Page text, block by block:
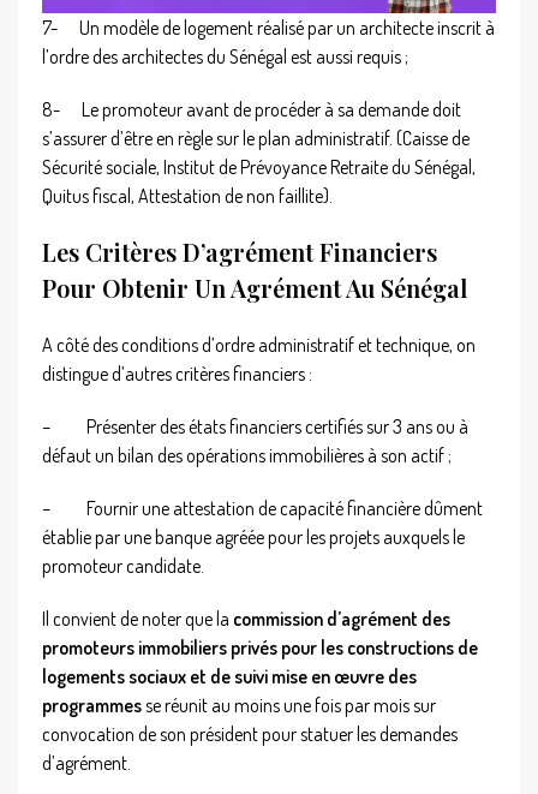
7-
Un modèle de logement réalisé par un architecte inscrit à
l’ordre des architectes du Sénégal est aussi requis ;
8-
Le promoteur avant de procéder à sa demande doit
s’assurer d’être en règle sur le plan administratif. (Caisse de
Sécurité sociale, Institut de Prévoyance Retraite du Sénégal,
Quitus fiscal, Attestation de non faillite).
Les Critères D’agrément Financiers
Pour Obtenir Un Agrément Au Sénégal
A côté des conditions d’ordre administratif et technique, on
distingue d’autres critères financiers :
–
Présenter des états financiers certifiés sur 3 ans ou à
défaut un bilan des opérations immobilières à son actif ;
–
Fournir une attestation de capacité financière dûment
établie par une banque agréée pour les projets auxquels le
promoteur candidate.
Il convient de noter que la commission d’agrément des
promoteurs immobiliers privés pour les constructions de
logements sociaux et de suivi mise en œuvre des
programmesse réunit au moins une fois par mois sur
convocation de son président pour statuer les demandes
d’agrément.